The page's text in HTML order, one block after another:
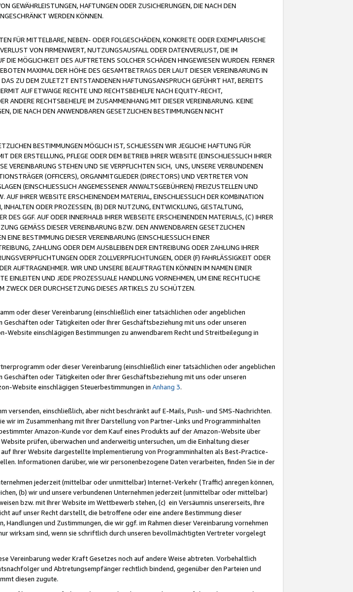
GEWÄHRLEISTUNGEN, HAFTUNGEN ODER ZUSICHERUNGEN, DIE NACH DEN
WERDEN KÖNNEN.
FÜR MITTELBARE, NEBEN- ODER FOLGESCHÄDEN, KONKRETE ODER EXEMPLARISCHE
VON FIRMENWERT, NUTZUNGSAUSFALL ODER DATENVERLUST, DIE IM
MÖGLICHKEIT DES AUFTRETENS SOLCHER SCHÄDEN HINGEWIESEN WURDEN. FERNER
MAXIMAL DER HÖHE DES GESAMTBETRAGS DER LAUT DIESER VEREINBARUNG IN
ZU DEM ZULETZT ENTSTANDENEN HAFTUNGSANSPRUCH GEFÜHRT HAT, BEREITS
AUF ETWAIGE RECHTE UND RECHTSBEHELFE NACH EQUITY-RECHT,
ANDERE RECHTSBEHELFE IM ZUSAMMENHANG MIT DIESER VEREINBARUNG. KEINE
DIE NACH DEN ANWENDBAREN GESETZLICHEN BESTIMMUNGEN NICHT
BESTIMMUNGEN MÖGLICH IST, SCHLIESSEN WIR JEGLICHE HAFTUNG FÜR
ERSTELLUNG, PFLEGE ODER DEM BETRIEB IHRER WEBSITE (EINSCHLIESSLICH IHRER
VEREINBARUNG STEHEN UND SIE VERPFLICHTEN SICH, UNS, UNSERE VERBUNDENEN
(OFFICERS), ORGANMITGLIEDER (DIRECTORS) UND VERTRETER VON
(EINSCHLIESSLICH ANGEMESSENER ANWALTSGEBÜHREN) FREIZUSTELLEN UND
IHRER WEBSITE ERSCHEINENDEM MATERIAL, EINSCHLIESSLICH DER KOMBINATION
ODER PROZESSEN, (B) DER NUTZUNG, ENTWICKLUNG, GESTALTUNG,
GGF. AUF ODER INNERHALB IHRER WEBSEITE ERSCHEINENDEN MATERIALS, (C) IHRER
GEMÄSS DIESER VEREINBARUNG BZW. DEN ANWENDBAREN GESETZLICHEN
BESTIMMUNG DIESER VEREINBARUNG (EINSCHLIESSLICH EINER
ZAHLUNG ODER DEM AUSBLEIBEN DER EINTREIBUNG ODER ZAHLUNG IHRER
ODER ZOLLVERPFLICHTUNGEN, ODER (F) FAHRLÄSSIGKEIT ODER
AUFTRAGNEHMER. WIR UND UNSERE BEAUFTRAGTEN KÖNNEN IM NAMEN EINER
EINLEITEN UND JEDE PROZESSUALE HANDLUNG VORNEHMEN, UM EINE RECHTLICHE
ZWECK DER DURCHSETZUNG DIESES ARTIKELS ZU SCHÜTZEN.
oder dieser Vereinbarung (einschließlich einer tatsächlichen oder angeblichen
oder Tätigkeiten oder Ihrer Geschäftsbeziehung mit uns oder unseren
einschlägigen Bestimmungen zu anwendbarem Recht und Streitbeilegung in
oder dieser Vereinbarung (einschließlich einer tatsächlichen oder angeblichen
oder Tätigkeiten oder Ihrer Geschäftsbeziehung mit uns oder unseren
Website einschlägigen Steuerbestimmungen in Anhang 3.
einschließlich, aber nicht beschränkt auf E-Mails, Push- und SMS-Nachrichten.
im Zusammenhang mit Ihrer Darstellung von Partner-Links und Programminhalten
Amazon-Kunde vor dem Kauf eines Produkts auf der Amazon-Website über
prüfen, überwachen und anderweitig untersuchen, um die Einhaltung dieser
Ihrer Website dargestellte Implementierung von Programminhalten als Best-Practice-
Informationen darüber, wie wir personenbezogene Daten verarbeiten, finden Sie in der
jederzeit (mittelbar oder unmittelbar) Internet-Verkehr (Traffic) anregen können,
(b) wir und unsere verbundenen Unternehmen jederzeit (unmittelbar oder mittelbar)
bzw. mit Ihrer Website im Wettbewerb stehen, (c) ein Versäumnis unsererseits, Ihre
auf unser Recht darstellt, die betroffene oder eine andere Bestimmung dieser
und Zustimmungen, die wir ggf. im Rahmen dieser Vereinbarung vornehmen
wirksam sind, wenn sie schriftlich durch unseren bevollmächtigten Vertreter vorgelegt
Vereinbarung weder Kraft Gesetzes noch auf andere Weise abtreten. Vorbehaltlich
und Abtretungsempfänger rechtlich bindend, gegenüber den Parteien und
diesen zugute.